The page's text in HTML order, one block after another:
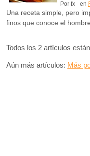
Por fx en
Una receta simple, pero
finos que conoce el
Todos los 2 artículos
Aún más artículos: Más